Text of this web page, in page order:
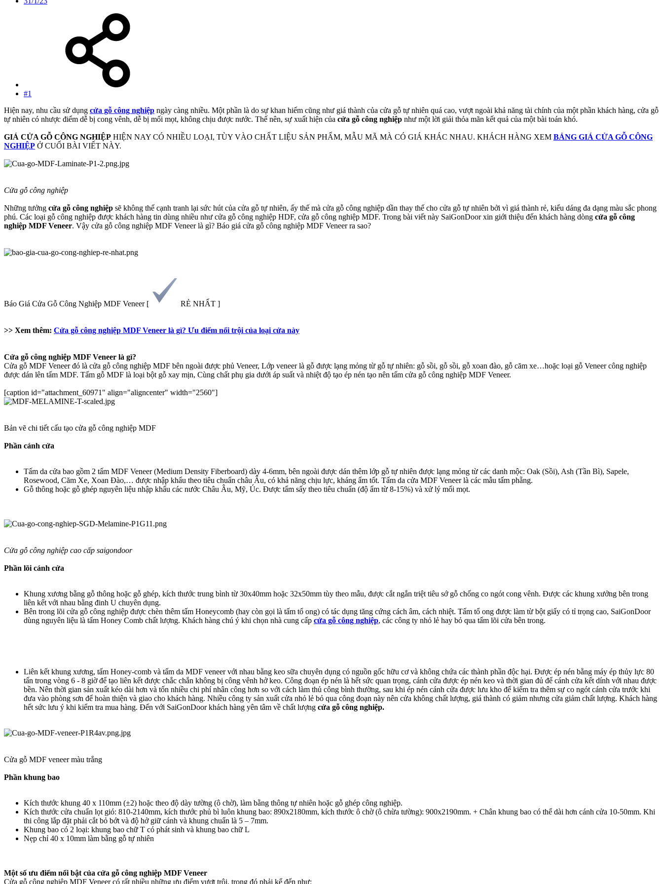
#1
Hiện nay, nhu cầu sử dụng cửa gỗ công nghiệp ngày càng nhiều. Một phần là do sự khan hiếm cũng như giá thành của cửa gỗ tự nhiên quá cao, vượt ngoài khả năng tài chính của một phần khách hàng, cửa gỗ
tự nhiên có nhược điểm dễ bị cong vênh, dễ bị mối mọt, không chịu được nước. Thế nên, sự xuất hiện của cửa gỗ công nghiệp như một lời giải thỏa mãn kết quả của một bài toán khó.
GIÁ CỬA GỖ CÔNG NGHIỆP HIỆN NAY CÓ NHIỀU LOẠI, TÙY VÀO CHẤT LIỆU SẢN PHẨM, MẪU MÃ MÀ CÓ GIÁ KHÁC NHAU. KHÁCH HÀNG XEM BẢNG GIÁ CỬA GỖ CÔNG
NGHIỆP Ở CUỐI BÀI VIẾT NÀY.
Cửa gỗ công nghiệp
Những tưởng cửa gỗ công nghiệp sẽ không thể cạnh tranh lại sức hút của cửa gỗ tự nhiên, ấy thế mà cửa gỗ công nghiệp dần thay thế cho cửa gỗ tự nhiên bởi vì giá thành rẻ, kiểu dáng đa dạng màu sắc phong
phú. Các loại gỗ công nghiệp được khách hàng tin dùng nhiều như cửa gỗ công nghiệp HDF, cửa gỗ công nghiệp MDF. Trong bài viết này SaiGonDoor xin giới thiệu đến khách hàng dòng cửa gỗ công
nghiệp MDF Veneer. Vậy cửa gỗ công nghiệp MDF Veneer là gì? Báo giá cửa gỗ công nghiệp MDF Veneer ra sao?
Báo Giá Cửa Gỗ Công Nghiệp MDF Veneer [ RẺ NHẤT ]
>> Xem thêm: Cửa gỗ công nghiệp MDF Veneer là gì? Ưu điểm nổi trội của loại cửa này
Cửa gỗ công nghiệp MDF Veneer là gì?
Cửa gỗ MDF Veneer đó là cửa gỗ công nghiệp MDF bên ngoài được phủ Veneer, Lớp veneer là gỗ được lạng mỏng từ gỗ tự nhiên: gỗ sồi, gỗ sồi, gỗ xoan đào, gỗ căm xe…hoặc loại gỗ Veneer công nghiệp
được dán lên tấm MDF. Tấm gỗ MDF là loại bột gỗ xay mịn, Cùng chất phụ gia dưới áp suất và nhiệt độ tạo ép nén tạo nên tấm cửa gỗ công nghiệp MDF Veneer.
[caption id="attachment_60971" align="aligncenter" width="2560"]
Bản vẽ chi tiết cấu tạo cửa gỗ công nghiệp MDF
Phần cánh cửa
Tấm da cửa bao gồm 2 tấm MDF Veneer (Medium Density Fiberboard) dày 4-6mm, bên ngoài được dán thêm lớp gỗ tự nhiên được lạng mỏng từ các danh mộc: Oak (Sồi), Ash (Tần Bì), Sapele,
Rosewood, Căm Xe, Xoan Đào,… được nhập khẩu theo tiêu chuẩn châu Âu, có khả năng chịu lực, kháng ẩm tốt. Tấm da cửa MDF Veneer là các mẫu tấm phẵng.
Gỗ thông hoặc gỗ ghép nguyên liệu nhập khẩu các nước Châu Âu, Mỹ, Úc. Được tẩm sấy theo tiêu chuẩn (độ ẩm từ 8-15%) và xử lý mối mọt.
Cửa gỗ công nghiệp cao cấp saigondoor
Phần lõi cánh cửa
Khung xương bằng gỗ thông hoặc gỗ ghép, kích thước trung bình từ 30x40mm hoặc 32x50mm tùy theo mẫu, được cắt ngắn triệt tiêu sớ gỗ chống co ngót cong vênh. Được các khung xưởng bên trong
liên kết với nhau bằng đinh U chuyên dụng.
Bên trong lõi cửa gỗ công nghiệp được chèn thêm tấm Honeycomb (hay còn gọi là tấm tổ ong) có tác dụng tăng cứng cách âm, cách nhiệt. Tấm tổ ong được làm từ bột giấy có tỉ trọng cao, SaiGonDoor
dùng nguyên liệu là tấm Honey Comb chất lượng. Khách hàng chú ý khi chọn nhà cung cấp cửa gỗ công nghiệp, các công ty nhỏ lẻ hay bỏ qua tấm lõi cửa bên trong.
Liên kết khung xương, tấm Honey-comb và tấm da MDF veneer với nhau bằng keo sữa chuyên dụng có nguồn gốc hữu cơ và không chứa các thành phần độc hại. Được ép nén bằng máy ép thủy lực 80
tấn trong vòng 6 - 8 giờ để tạo liên kết được chắc chắn không bị công vênh hở keo. Công đoạn ép nén là hết sức quan trọng, cánh cửa được ép nén keo và thời gian đủ để cánh cửa kết dính với nhau được
bền. Nên thời gian sản xuất kéo dài hơn và tốn nhiều chi phí nhân công hơn so với cách làm thủ công bình thường, sau khi ép nén cánh cửa được lưu kho để kiểm tra thêm sự co ngót cánh cửa trước khi
đưa vào phòng sơn để hoàn thiện và giao cho khách hàng. Nhiều công ty sản xuất cửa nhỏ lẻ bỏ qua công đoạn này nên cửa không chất lượng, giá thành có giảm nhưng cửa giảm chất lượng. Khách hàng
hết sức lưu ý khi kiểm tra mua hàng. Đến với SaiGonDoor khách hàng yên tâm về chất lượng cửa gỗ công nghiệp.
Cửa gỗ MDF veneer màu trắng
Phần khung bao
Kích thước khung 40 x 110mm (±2) hoặc theo độ dày tường (ô chờ), làm bằng thông tự nhiên hoặc gỗ ghép công nghiệp.
Kích thước cửa chuẩn lọt gió: 810-2140mm, kích thước phủ bì luôn khung bao: 890x2180mm, kích thước ô chờ (ô chừa tường): 900x2190mm. + Chân khung bao có thể dài hơn cánh cửa 10-50mm. Khi
thi công lắp đặt phải cắt bỏ bớt và độ hở giữ cánh và khung chuẩn là 5 – 7mm.
Khung bao có 2 loại: khung bao chữ T có phát sinh và khung bao chữ L
Nẹp chỉ 40 x 10mm làm bằng gỗ tự nhiên
Một số ưu điểm nổi bật của cửa gỗ công nghiệp MDF Veneer
Cửa gỗ công nghiệp MDF Veneer có rất nhiều những ưu điểm vượt trội, trong đó phải kể đến như: